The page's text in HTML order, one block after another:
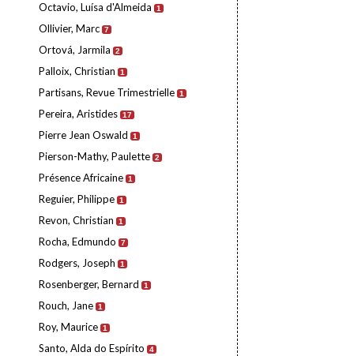
Octavio, Luísa d'Almeida 1
Ollivier, Marc 7
Ortová, Jarmila 2
Palloix, Christian 1
Partisans, Revue Trimestrielle 1
Pereira, Aristides 17
Pierre Jean Oswald 1
Pierson-Mathy, Paulette 2
Présence Africaine 1
Reguier, Philippe 1
Revon, Christian 1
Rocha, Edmundo 7
Rodgers, Joseph 1
Rosenberger, Bernard 1
Rouch, Jane 1
Roy, Maurice 1
Santo, Alda do Espírito 4